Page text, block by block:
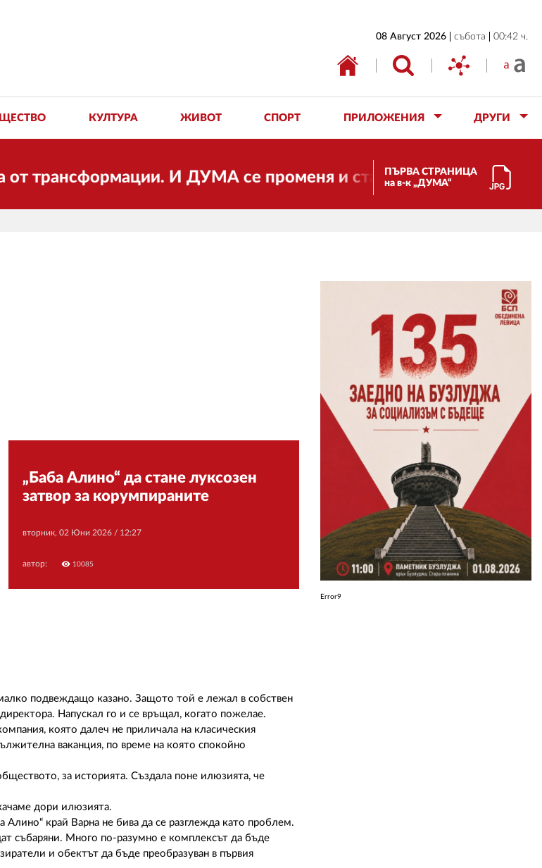
08 Август 2026 събота 00:42 ч.
КУЛТУРА ЖИВОТ СПОРТ ПРИЛОЖЕНИЯ ДРУГИ
И ДУМА се променя и става електронно издание,
ПЪРВА СТРАНИЦА
на в-к „ДУМА“
„Баба Алино“ да стане луксозен
затвор за корумпираните
вторник, 02 Юни 2026 / 12:27
автор: visibility10085
подвеждащо казано. Защото той е лежал в собствен
Напускал го и се връщал, когато пожелае.
която далеч не приличала на класическия
ваканция, по време на която спокойно
за историята. Създала поне илюзията, че
дори илюзията.
Алино“ край Варна не бива да се разглежда като проблем.
събаряни. Много по-разумно е комплексът да бъде
и обектът да бъде преобразуван в първия
Error9
ИКОНОМИКА
ОБЩЕСТВО
АВТОРИ
РЕДАКЦИЯ
РЕКЛАМА
АБОНАМЕНТ
УСЛОВИЯ ЗА ПОЛЗВАНЕ
ПОЛИТИКА ЗА БИСКВИТКИТЕ
ПОЛИТИКАТА ЗА